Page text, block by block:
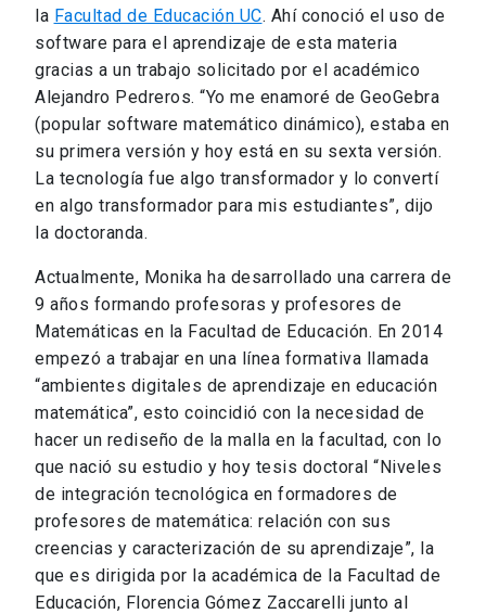
la Facultad de Educación UC. Ahí conoció el uso de
software para el aprendizaje de esta materia
gracias a un trabajo solicitado por el académico
Alejandro Pedreros. “Yo me enamoré de GeoGebra
(popular software matemático dinámico), estaba en
su primera versión y hoy está en su sexta versión.
La tecnología fue algo transformador y lo convertí
en algo transformador para mis estudiantes”, dijo
la doctoranda.
Actualmente, Monika ha desarrollado una carrera de
9 años formando profesoras y profesores de
Matemáticas en la Facultad de Educación. En 2014
empezó a trabajar en una línea formativa llamada
“ambientes digitales de aprendizaje en educación
matemática”, esto coincidió con la necesidad de
hacer un rediseño de la malla en la facultad, con lo
que nació su estudio y hoy tesis doctoral “Niveles
de integración tecnológica en formadores de
profesores de matemática: relación con sus
creencias y caracterización de su aprendizaje”, la
que es dirigida por la académica de la Facultad de
Educación, Florencia Gómez Zaccarelli junto al